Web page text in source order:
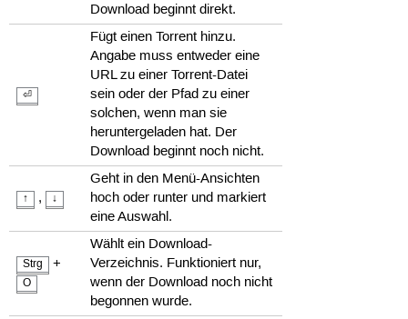
Download beginnt direkt.
⏎
Fügt einen Torrent hinzu.
Angabe muss entweder eine
URL zu einer Torrent-Datei
sein oder der Pfad zu einer
solchen, wenn man sie
heruntergeladen hat. Der
Download beginnt noch nicht.
↑ , ↓
Geht in den Menü-Ansichten
hoch oder runter und markiert
eine Auswahl.
Strg +
O
Wählt ein Download-
Verzeichnis. Funktioniert nur,
wenn der Download noch nicht
begonnen wurde.